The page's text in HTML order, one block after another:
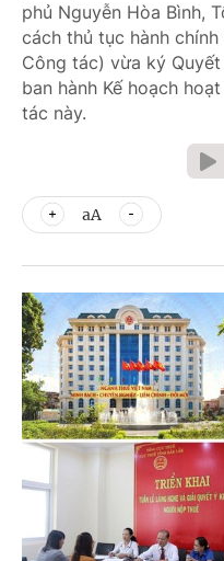
phủ Nguyễn Hòa Bình,
cách thủ tục hành
Công tác) vừa ký
ban hành Kế hoạch
tác này.
aA